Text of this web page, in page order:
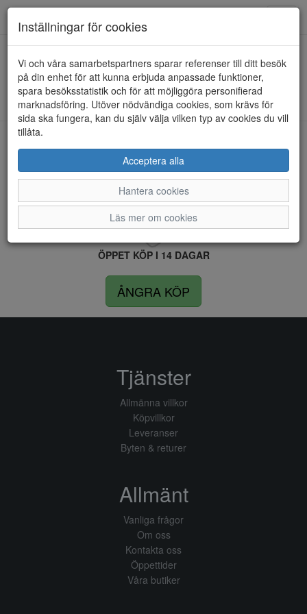
HEM RIEKER
Kunde inte hitta några artiklar...
LEVERANS INOM 4 DAGAR INOM SVERIGE
FRI FRAKT VID KÖP ÖVER 1.500 KR
ÖPPET KÖP I 14 DAGAR
ÅNGRA KÖP
Inställningar för cookies
Vi och våra samarbetspartners sparar referenser till ditt besök
på din enhet för att kunna erbjuda anpassade funktioner,
spara besöksstatistik och för att möjliggöra personifierad
marknadsföring. Utöver nödvändiga cookies, som krävs för
sida ska fungera, kan du själv välja vilken typ av cookies du vill
tillåta.
Acceptera alla
Hantera cookies
Läs mer om cookies
Tjänster
Allmänna villkor
Köpvillkor
Leveranser
Byten & returer
Allmänt
Vanliga frågor
Om oss
Kontakta oss
Öppettider
Våra butiker